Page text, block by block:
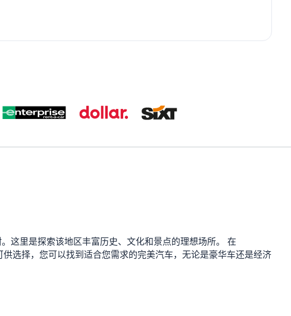
这里是探索该地区丰富历史、文化和景点的理想场所。 在
选择，您可以找到适合您需求的完美汽车，无论是豪华车还是经济